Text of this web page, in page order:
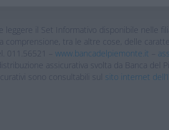
il Set Informativo disponibile nelle
comprensione, tra le altre cose, delle
011.56521 – www.bancadelpiemonte.it
assicurativa svolta da Banca
sono consultabili sul sito internet